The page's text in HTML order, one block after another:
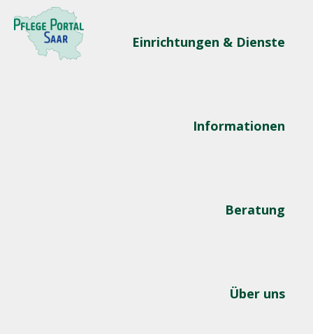
Einrichtungen & Dienste
Informationen
Beratung
Über uns